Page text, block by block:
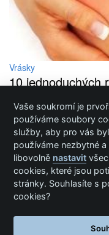
Vrásky
10 jednoduchých
Inzerce / Prezentace /
Ochrana osobních
Cookies
Cookie nastavení
Vaše soukromí je
používáme soubory
služby, aby pro vás
používáme nezbytné
libovolně nastavit
cookies, které jsou
stránky. Souhlasíte s
cookies?